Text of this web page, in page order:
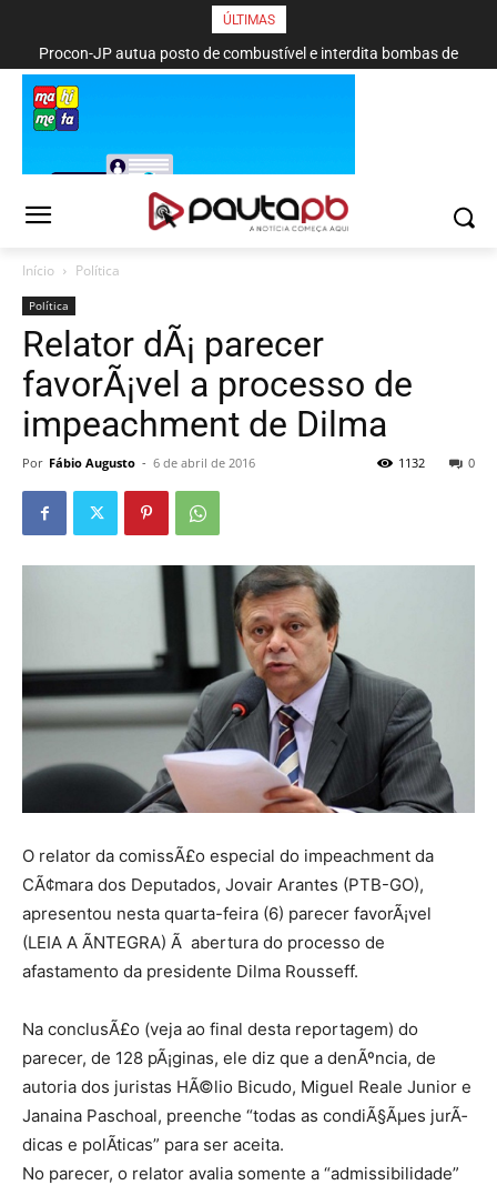
ÚLTIMAS
Procon-JP autua posto de combustível e interdita bombas de
gasolina no bairro da Torre
Início Política
Política
Relator dÃ¡ parecer
favorÃ¡vel a processo de
impeachment de Dilma
Por Fábio Augusto - 6 de abril de 2016 0
1132
O relator da comissÃ£o especial do impeachment da
CÃ¢mara dos Deputados, Jovair Arantes (PTB-GO),
apresentou nesta quarta-feira (6) parecer favorÃ¡vel
(LEIA A ÃNTEGRA) Ã abertura do processo de
afastamento da presidente Dilma Rousseff.
Na conclusÃ£o (veja ao final desta reportagem) do
parecer, de 128 pÃ¡ginas, ele diz que a denÃºncia, de
autoria dos juristas HÃ©lio Bicudo, Miguel Reale Junior e
Janaina Paschoal, preenche “todas as condiÃ§Ãµes jurÃ­
dicas e polÃ­ticas” para ser aceita.
No parecer, o relator avalia somente a “admissibilidade”